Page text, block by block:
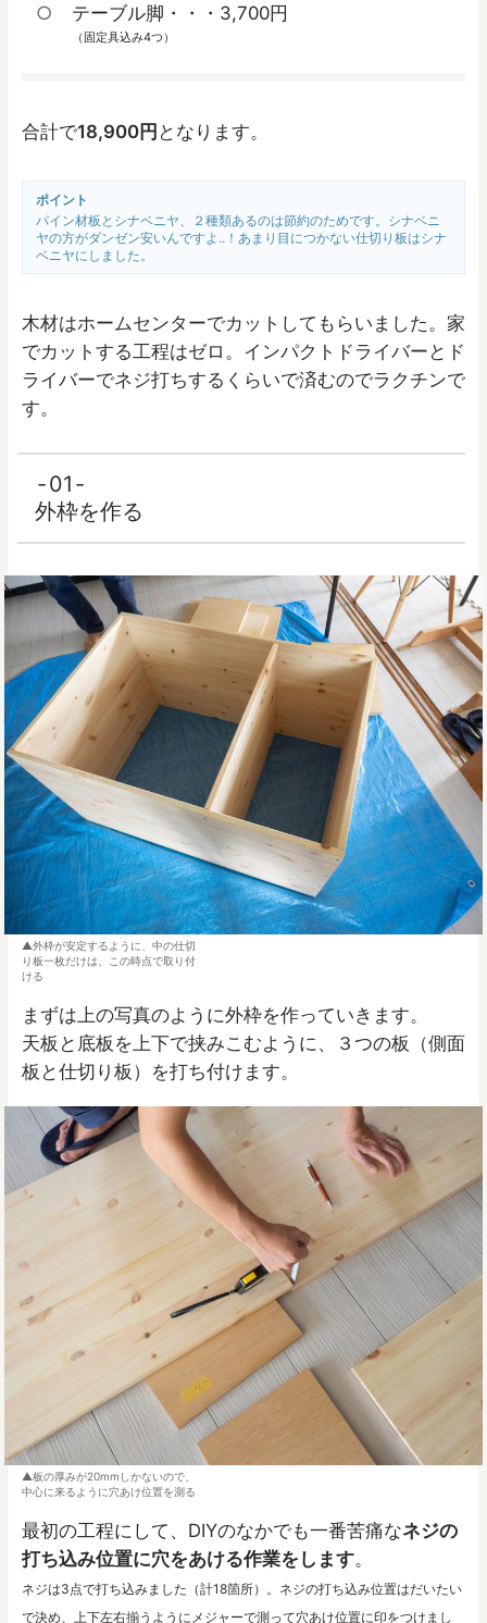
テーブル脚・・・3,700円
（固定具込み4つ）
合計で18,900円 となります。
ポイント
パイン材板とシナベニヤ、２種類あるのは節約のためです。シナベニ
ヤの方がダンゼン安いんですよ..！あまり目につかない仕切り板はシナ
ベニヤにしました。
木材はホームセンターでカットしてもらいました。家
でカットする工程はゼロ。インパクトドライバーとド
ライバーでネジ打ちするくらいで済むのでラクチンで
す。
01
外枠を作る
外枠が安定するように、中の仕切
り板一枚だけは、この時点で取り付
ける
まずは上の写真のように外枠を作っていきます。
天板と底板を上下で挟みこむように、３つの板（側面
板と仕切り板）を打ち付けます。
板の厚みが20mmしかないので、
中心に来るように穴あけ位置を測る
最初の工程にして、DIYのなかでも一番苦痛なネジの
打ち込み位置に穴をあける作業をします。
ネジは3点で打ち込みました（計18箇所）。ネジの打ち込み位置はだいたい
で決め、上下左右揃うようにメジャーで測って穴あけ位置に印をつけまし